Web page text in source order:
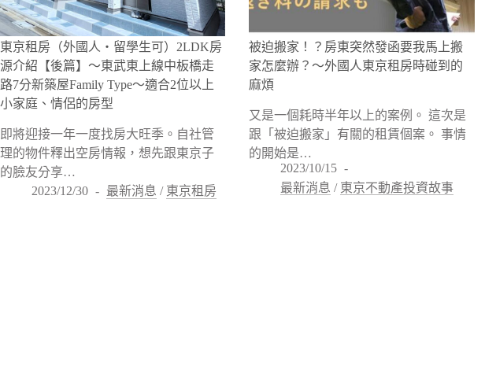
東京租房（外國人・留學生可）2LDK房
源介紹【後篇】〜東武東上線中板橋走
路7分新築屋Family Type〜適合2位以上
小家庭、情侶的房型
即將迎接一年一度找房大旺季。自社管
理的物件釋出空房情報，想先跟東京子
的臉友分享…
2023/12/30
最新消息 / 東京租房
被迫搬家！？房東突然發函要我馬上搬
家怎麼辦？～外國人東京租房時碰到的
麻煩
又是一個耗時半年以上的案例。 這次是
跟「被迫搬家」有關的租賃個案。 事情
的開始是…
2023/10/15
最新消息 / 東京不動產投資故事